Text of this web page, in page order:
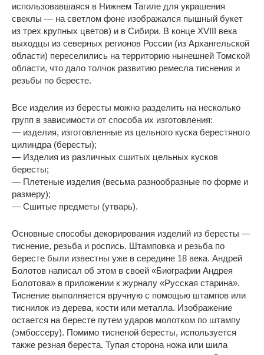
использовавшаяся в Нижнем Тагиле для украшения
свеклы — на светлом фоне изображался пышный букет
из трех крупных цветов) и в Сибири. В конце XVIII века
выходцы из северных регионов России (из Архангельской
области) переселились на территорию нынешней Томской
области, что дало толчок развитию ремесла тиснения и
резьбы по бересте.
Все изделия из бересты можно разделить на несколько
групп в зависимости от способа их изготовления:
— изделия, изготовленные из цельного куска берестяного
цилиндра (бересты);
— Изделия из различных сшитых цельных кусков
бересты;
— Плетеные изделия (весьма разнообразные по форме и
размеру);
— Сшитые предметы (утварь).
Основные способы декорирования изделий из бересты —
тиснение, резьба и роспись. Штамповка и резьба по
бересте были известны уже в середине 18 века. Андрей
Болотов написал об этом в своей «Биографии Андрея
Болотова» в приложении к журналу «Русская старина».
Тиснение выполняется вручную с помощью штампов или
тиснилок из дерева, кости или металла. Изображение
остается на бересте путем ударов молотком по штампу
(эмбоссеру). Помимо тисненой бересты, используется
также резная береста. Тупая сторона ножа или шила